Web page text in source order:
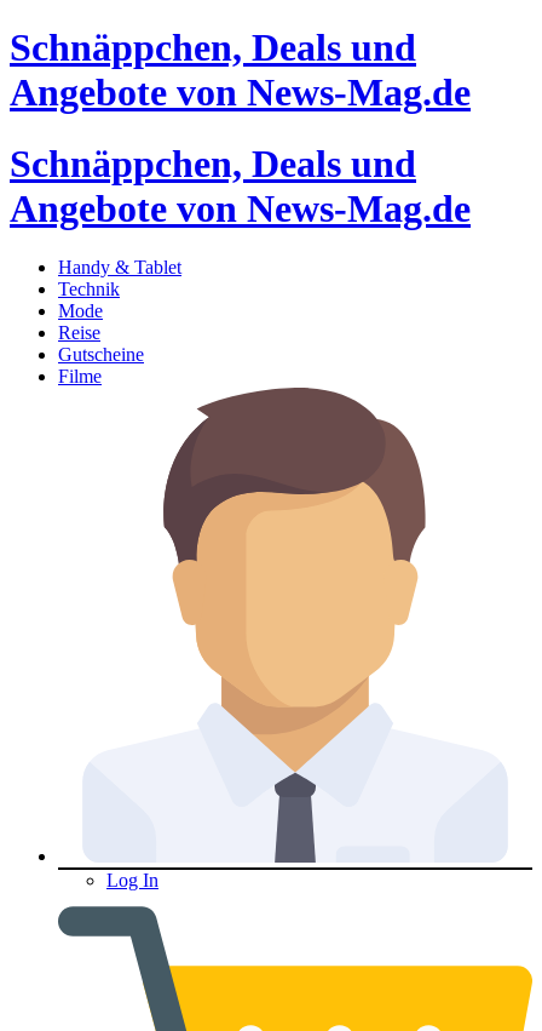
Schnäppchen, Deals und
Angebote von News-Mag.de
Schnäppchen, Deals und
Angebote von News-Mag.de
Handy & Tablet
Technik
Mode
Reise
Gutscheine
Filme
Log In